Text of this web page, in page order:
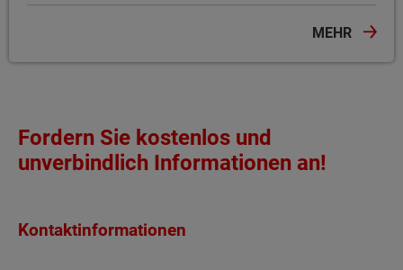
MEHR
Fordern Sie kostenlos und
unverbindlich Informationen an!
Kontaktinformationen